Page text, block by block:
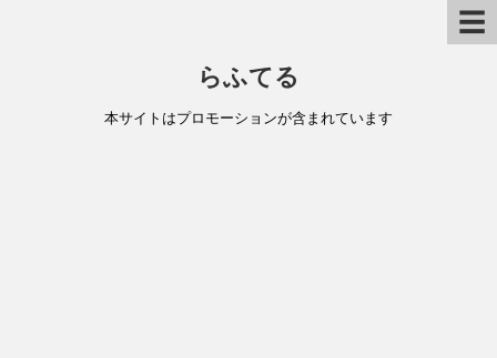
☰
らふてる
本サイトはプロモーションが含まれています